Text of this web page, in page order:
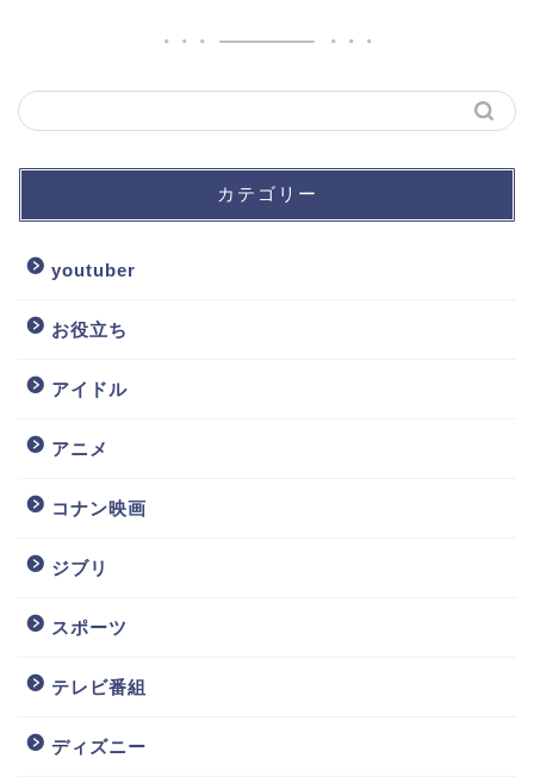
カテゴリー
youtuber
お役立ち
アイドル
アニメ
コナン映画
ジブリ
スポーツ
テレビ番組
ディズニー